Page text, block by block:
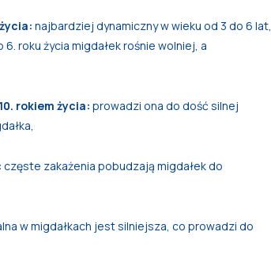
najbardziej dynamiczny w wieku od 3 do 6 lat,
roku życia migdałek rośnie wolniej, a
rokiem życia: prowadzi ona do dość silnej
częste zakażenia pobudzają migdałek do
w migdałkach jest silniejsza, co prowadzi do